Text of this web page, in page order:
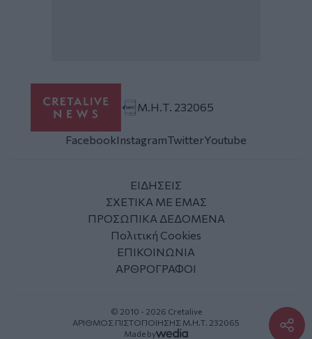
Μ.Η.Τ. 232065
FacebookInstagramTwitterYoutube
ΕΙΔΗΣΕΙΣ
ΣΧΕΤΙΚΑ ΜΕ ΕΜΑΣ
ΠΡΟΣΩΠΙΚΑ ΔΕΔΟΜΕΝΑ
Πολιτική Cookies
ΕΠΙΚΟΙΝΩΝΙΑ
ΑΡΘΡΟΓΡΑΦΟΙ
© 2010 - 2026 Cretalive
ΑΡΙΘΜΟΣ ΠΙΣΤΟΠΟΙΗΣΗΣ Μ.Η.Τ. 232065
Made by